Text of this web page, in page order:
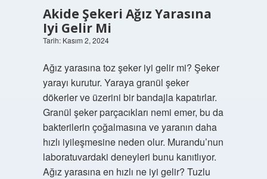
Akide Şekeri Ağız Yarasına
Iyi Gelir Mi
Tarih: Kasım 2, 2024
Ağız yarasına toz şeker iyi gelir mi? Şeker
yarayı kurutur. Yaraya granül şeker
dökerler ve üzerini bir bandajla kapatırlar.
Granül şeker parçacıkları nemi emer, bu da
bakterilerin çoğalmasına ve yaranın daha
hızlı iyileşmesine neden olur. Murandu’nun
laboratuvardaki deneyleri bunu kanıtlıyor.
Ağız yarasına en hızlı ne iyi gelir? Tuzlu